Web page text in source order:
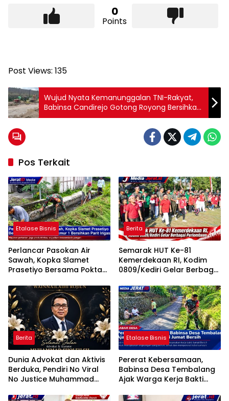
0
Points
Post Views: 135
Wujud Nyata Kemanunggalan TNI-Rakyat,
Babinsa Candirejo Gotong Royong Bersihkan
Jalan Desa
Pos Terkait
Etalase Bisnis
Perlancar Pasokan Air
Sawah, Kopka Slamet
Prasetiyo Bersama Poktan
Parit Irigasi
Berita
Semarak HUT Ke-81
Kemerdekaan RI, Kodim
0809/Kediri Gelar Berbagai
Berita
Dunia Advokat dan Aktivis
Berduka, Pendiri No Viral
No Justice Muhammad
Etalase Bisnis
Pererat Kebersamaan,
Babinsa Desa Tembalang
Ajak Warga Kerja Bakti